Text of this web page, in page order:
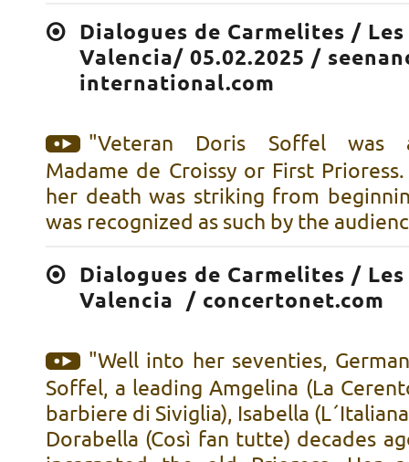
Dialogues de Carmelites /
Valencia/ 05.02.2025 /
international.com
"Veteran Doris Soffel was
Madame de Croissy or First
her death was striking from
was recognized as such by the
Dialogues de Carmelites /
Valencia / concertonet.com
"Well into her seventies,
Soffel, a leading Amgelina (La
barbiere di Siviglia), Isabella
Dorabella (Così fan tutte) decades